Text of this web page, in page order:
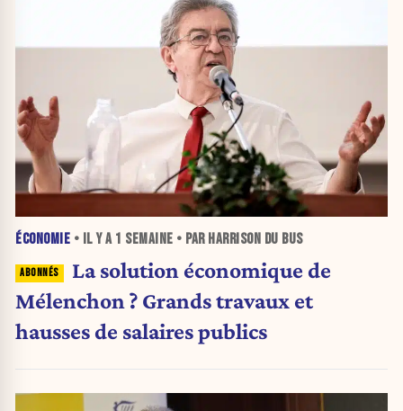
ÉCONOMIE • IL Y A 1 SEMAINE • PAR HARRISON DU BUS
La solution économique de
Mélenchon ? Grands travaux et
hausses de salaires publics